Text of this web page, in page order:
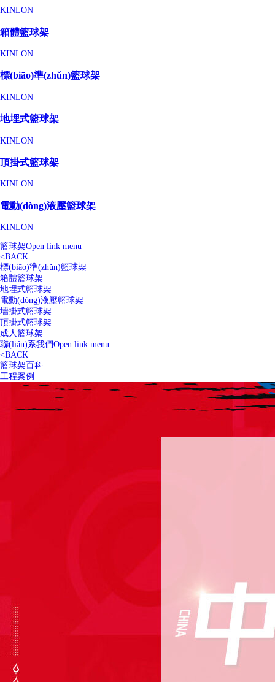
KINLON
箱體籃球架
KINLON
標(biāo)準(zhǔn)籃球架
KINLON
地埋式籃球架
KINLON
頂掛式籃球架
KINLON
電動(dòng)液壓籃球架
KINLON
籃球架Open link menu
<BACK
標(biāo)準(zhǔn)籃球架
箱體籃球架
地埋式籃球架
電動(dòng)液壓籃球架
墻掛式籃球架
頂掛式籃球架
成人籃球架
聯(lián)系我們Open link menu
<BACK
籃球架百科
工程案例